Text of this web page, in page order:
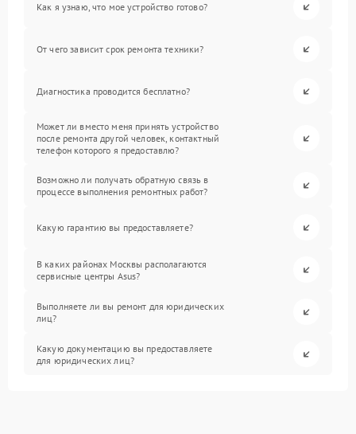
Как я узнаю, что мое устройство готово?
От чего зависит срок ремонта техники?
Диагностика проводится бесплатно?
Может ли вместо меня принять устройство
после ремонта другой человек, контактный
телефон которого я предоставлю?
Возможно ли получать обратную связь в
процессе выполнения ремонтных работ?
Какую гарантию вы предоставляете?
В каких районах Москвы располагаются
сервисные центры Asus?
Выполняете ли вы ремонт для юридических
лиц?
Какую документацию вы предоставляете
для юридических лиц?